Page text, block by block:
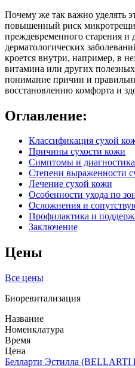
Почему же так важно уделять
повышенный риск
преждевременного старения и
дерматологических
кроется внутри, например, в
витамина или других
понимание причин и
восстановлению комфорта и
Оглавление:
Классификация сухой
Причины сухости кожи
Симптомы и диагностика
Степени выраженности
Лечение сухой кожи
Особенности ухода по
Осложнения и
Профилактика и
Заключение
Цены
Все цены
Биоревитализация
Название
Номенклатура
Время
Цена
Белларти Эстилла (BELLARTI